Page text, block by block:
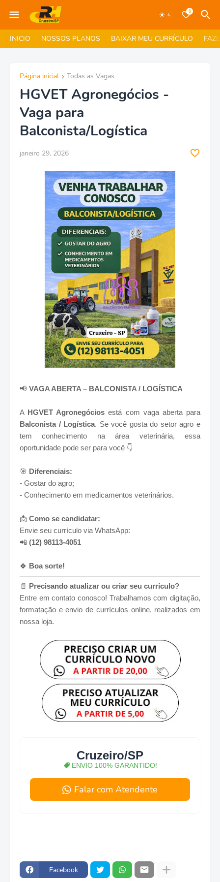
0
INICIO NOSSOS PLANOS BAIXAR MEU CURRÍCULO
Página inicial Todas as Vagas
HGVET Agronegócios -
Vaga para
Balconista/Logística
janeiro 29, 2026
📢 VAGA ABERTA – BALCONISTA / LOGÍSTICA
A HGVET Agronegócios está com vaga aberta para
Balconista / Logística. Se você gosta do setor agro e
tem conhecimento na área veterinária, essa
oportunidade pode ser para você 👇
🎯 Diferenciais:
- Gostar do agro;
- Conhecimento em medicamentos veterinários.
📩 Como se candidatar:
Envie seu currículo via WhatsApp:
📲 (12) 98113-4051
🍀 Boa sorte!
📄 Precisando atualizar ou criar seu currículo?
Entre em contato conosco! Trabalhamos com digitação,
formatação e envio de currículos online, realizados em
nossa loja.
Cruzeiro/SP
ENVIO 100% GARANTIDO!
Falar com Atendente
Facebook